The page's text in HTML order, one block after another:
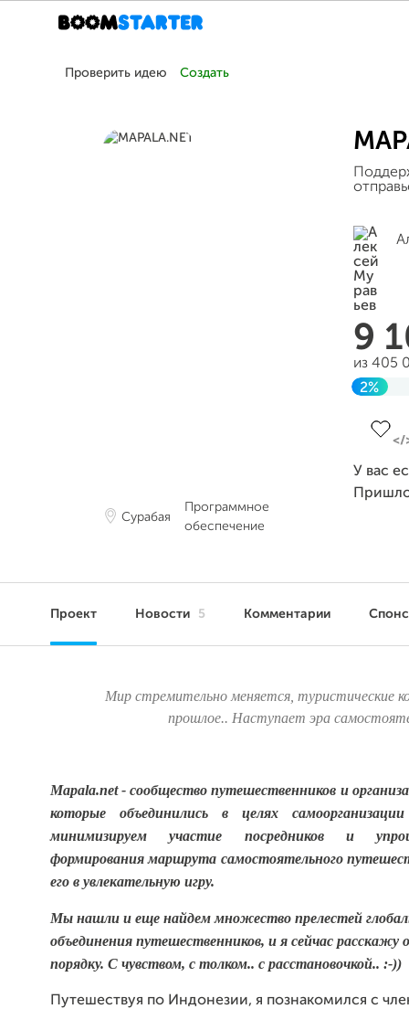
Проверить идею Создать
Сурабая
Программное
обеспечение
9
из 405
2%
У вас
Проект Новости 5 Комментарии
Мир стремительно меняется, туристические
прошлое.. Наступает эра
Mapala.net - сообщество путешественников и
которые объединились в целях
минимизируем участие посредников и
формирования маршрута самостоятельного
его в увлекательную игру.
Мы нашли и еще найдеммножество прелестей
объединения путешественников, и я сейчас расскажу
порядку. С чувством, с толком.. с расстановочкой.. :-))
Путешествуя по Индонезии, я познакомился с